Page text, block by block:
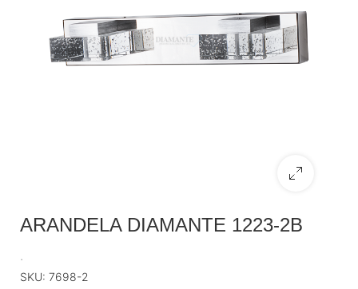
ARANDELA DIAMANTE 1223-2B
.
SKU: 7698-2